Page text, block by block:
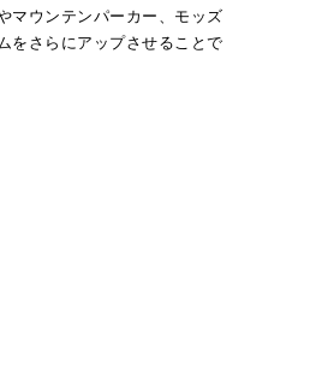
マウンテンパーカー、モッズ
をさらにアップさせることで